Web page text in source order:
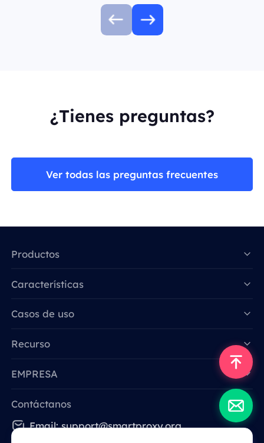
¿Tienes preguntas?
Ver todas las preguntas frecuentes
Productos
Características
Casos de uso
Recurso
EMPRESA
Contáctanos
Email: support@smartproxy.org